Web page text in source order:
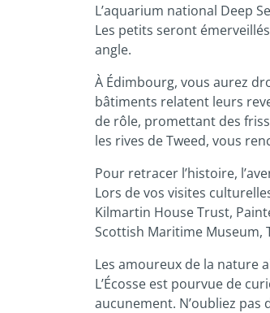
L’aquarium national Deep
Les petits seront
angle.
À Édimbourg, vous aurez
bâtiments relatent leurs
de rôle, promettant des
les rives de Tweed, vous
Pour retracer l’histoire,
Lors de vos visites
Kilmartin House Trust,
Scottish Maritime Museum,
Les amoureux de la nature
L’Écosse est pourvue de
aucunement. N’oubliez